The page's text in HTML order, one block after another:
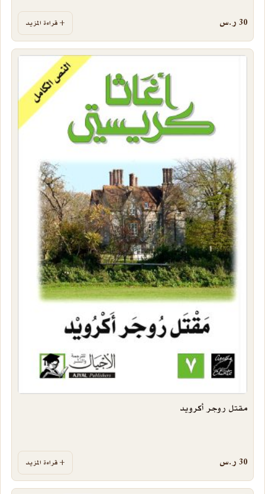
30 ر.س قراءة المزيد
مقتل روجر أكرويد
30 ر.س قراءة المزيد